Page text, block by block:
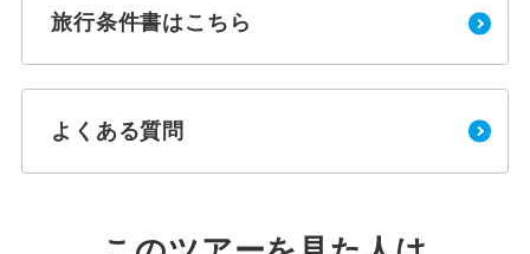
旅行条件書はこちら
よくある質問